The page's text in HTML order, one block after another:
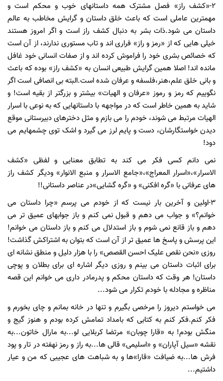
2-«کشف راز» فصل مشترک همه داستانهای خوب و محکم است و
مهمترین عاملی است که باعث خلق داستان و گرایش مخاطب به عالم
داستان می شود.ذات بشر به دنبال کشف راز است و اگر امروز هستند
خیلی هایی که از «رمز و راز» فراری اند و تاب مستوری ندارند، از آن است
که خصائص بشری خود را فراموش کرده اند و از صفات انسانی خود غافل
مانده اند! اصلا همین گرایش طبیعی انسان به «کشف راز» بوده که باعث
و بانی خلق علم،هنر،فلسفه و عرفان شده است.البته بی انصافی است اگر
نگوییم که رمز و رموز «عرفان و الهیات» بیشتر و بزرگتر از بقیه است! و
شاید به همین خاطر است که در مواجهه با داستانهایی که به نوعی با اسرار
الهیات مرتبط می شوند، خودم را می بازم و مثل دخترهای دبیرستانی موقع
دیدن خواستگارشان، دست و پایم لرز می گیرد و اشک توی چشمهایم می
دود!
نمی دانم کسی فکر می کند به تطابق معنایی و لفظی «کشف
الاسرار»،«اسرار المعراج»،«جامع الاسرار و منبع الانوار» ودیگر کشف راز
های عرفانی با «گره افکنی» و «گره گشایی»در عناصر داستانی!!
3-اولین و آخرین بار نیست که از خودم می پرسم «چرا داستان می
خوانم؟» و جواب می دهم و قبول نمی کنم و باز جوابهای عمیق تر می
دهم و باز قانع نمی شوم و باز استدلال می کنم و باز داستان می خوانم!
این پرسش و پاسخ ها عمیق تر از آن است که بتوان به اشتراکش گذاشت!
روزی «نحن نقص علیک احسن القصص» را با هزار دلیل و منطق نشانه ای
برای اثبات داستان می بینم و روزی دیگر اشاره ای برای بطلان و پوچی
داستان! هر وقت که داستان محکم و پدرمادر داری می خوانم این قصه
مناظره و مجادله با خودم تکرار می شود...
می خواستم دیروز را مرخصی بگیرم و تنها در خانه بمانم و چای بخورم و
فکر کنم.فکر کنم به کتابی که بامداد تمامش کرده بودم و هنوز گیج و
منگش بودم! به «قارا چوبان» مرتضا کربلایی لو...به مارال خاتون...به
نقشه «سیل آپاران» و «اسلیمی» قالی ها...به راز و رمز نهفته در تار و پود
فرش ها...به ضیافت «قارا»ها و به شباهت های عجیبی که من و عیار
داشتیم...